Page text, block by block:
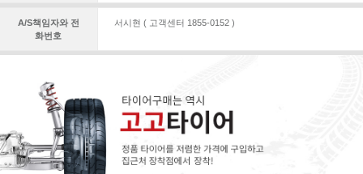
A/S책임자와 전
화번호
서시현 ( 고객센터 1855-0152 )